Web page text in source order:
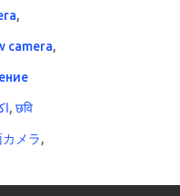
,
camera,
,छवि
メラ,